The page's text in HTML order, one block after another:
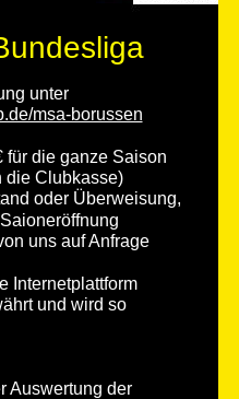
unter
msa-borussen
für die ganze Saison
die Clubkasse)
oder Überweisung,
uns auf Anfrage
Internetplattform
und wird so
Auswertung der